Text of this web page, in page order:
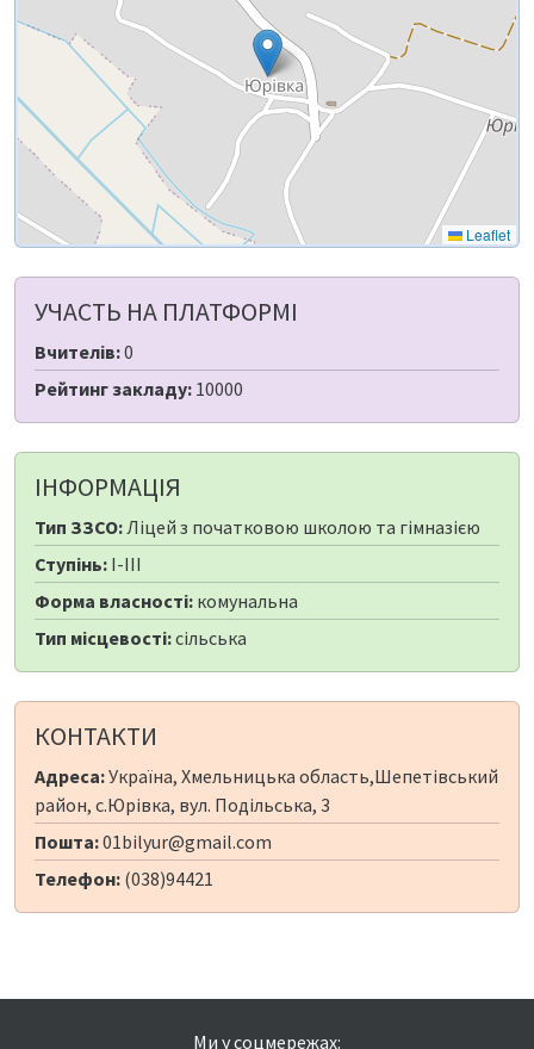
Leaflet
УЧАСТЬ НА ПЛАТФОРМІ
Вчителів:0
Рейтинг закладу: 10000
ІНФОРМАЦІЯ
Тип ЗЗСО:Ліцей з початковою школою та гімназією
Ступінь: I-III
Форма власності: комунальна
Тип місцевості:сільська
КОНТАКТИ
Адреса:Україна, Хмельницька область,Шепетівський
район, с.Юрівка, вул. Подільська, 3
Пошта:01bilyur@gmail.com
Телефон: (038)94421
Ми у соцмережах: